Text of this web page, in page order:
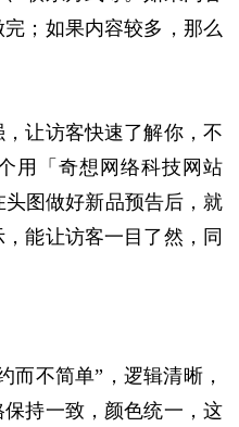
；如果内容较多，那么
让访客快速了解你，不
用「奇想网络科技网站
图做好新品预告后，就
能让访客一目了然，同
而不简单”，逻辑清晰，
持一致，颜色统一，这